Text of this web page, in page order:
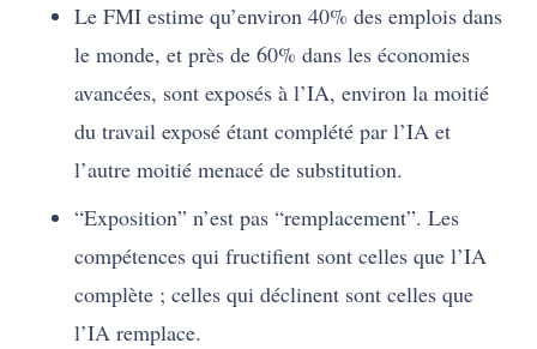
Le FMI estime qu’environ 40% des emplois dans
le monde, et près de 60% dans les économies
avancées, sont exposés à l’IA, environ la moitié
du travail exposé étant complété par l’IA et
l’autre moitié menacé de substitution.
“Exposition” n’est pas “remplacement”. Les
compétences qui fructifient sont celles que l’IA
complète ; celles qui déclinent sont celles que
l’IA remplace.